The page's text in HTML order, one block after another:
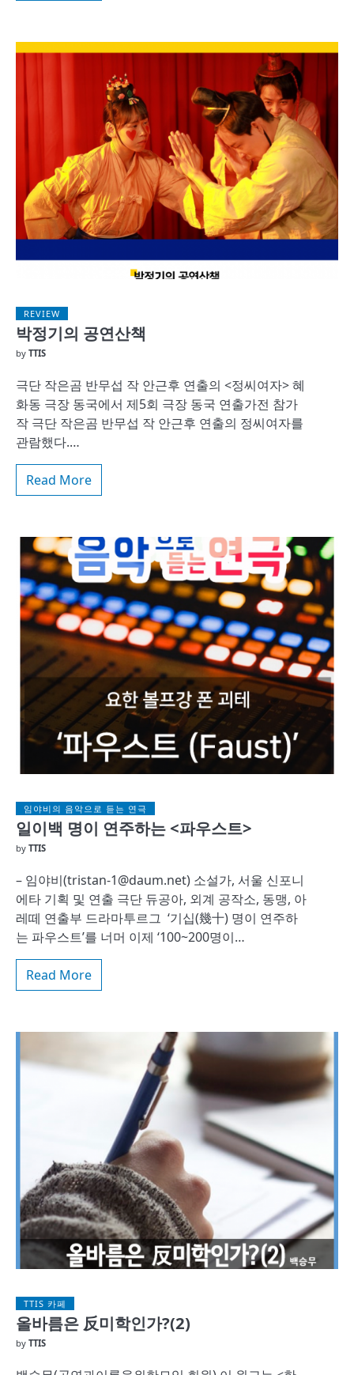
REVIEW
박정기의 공연산책
by TTIS
극단 작은곰 반무섭 작 안근후 연출의 <정씨여자> 혜
화동 극장 동국에서 제5회 극장 동국 연출가전 참가
작 극단 작은곰 반무섭 작 안근후 연출의 정씨여자를
관람했다.…
Read More
임야비의 음악으로 듣는 연극
일이백 명이 연주하는 <파우스트>
by TTIS
– 임야비(tristan-1@daum.net) 소설가, 서울 신포니
에타 기획 및 연출 극단 듀공아, 외계 공작소, 동맹, 아
레떼 연출부 드라마투르그 ‘기십(幾十) 명이 연주하
는 파우스트’를 너머 이제 ‘100~200명이…
Read More
TTIS 카페
올바름은 反미학인가?(2)
by TTIS